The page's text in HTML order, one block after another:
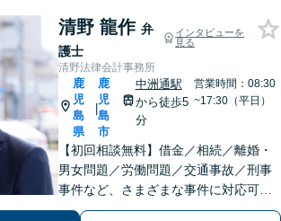
清野 龍作 弁
護士
インタビューを
見る
清野法律会計事務所
鹿
児
島
県
|
鹿
児
島
市
中洲通駅
から徒歩5
分
営業時間：08:30
~17:30（平日）
【初回相談無料】借金／相続／離婚・
男女問題／労働問題／交通事故／刑事
事件など、さまざまな事件に対応可能
です。お話を丁寧にお聞きすることを